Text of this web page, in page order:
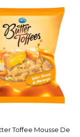
Toffee
Pistache 53%
Arcor -
ACESSAR
Toffee Mousse De